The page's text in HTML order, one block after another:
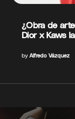
¿Obra de
Dior x Kaws
by Alfredo Vázquez